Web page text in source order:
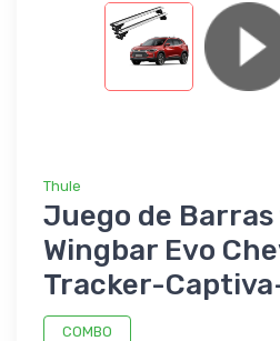
Thule
Juego de
Wingbar Evo
Tracker-
COMBO